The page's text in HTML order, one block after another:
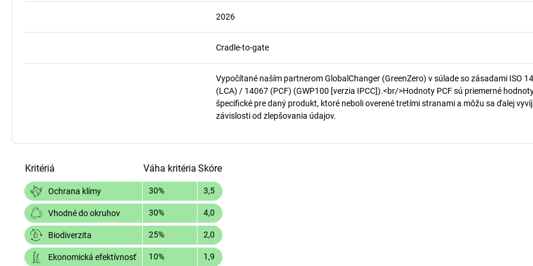
2026
Cradle-to-gate
Vypočítané naším partnerom GlobalChanger (GreenZero) v súlade so zásadami ISO
(LCA) / 14067 (PCF) (GWP100 [verzia IPCC]).<br/>Hodnoty PCF sú priemerné
špecifické pre daný produkt, ktoré neboli overené tretími stranami a môžu sa ďalej
závislosti od zlepšovania údajov.
Kritériá Váha kritéria Skóre
Ochrana klímy 30% 3,5
Vhodné do okruhov 30% 4,0
Biodiverzita 25% 2,0
Ekonomická efektívnosť 10% 1,9